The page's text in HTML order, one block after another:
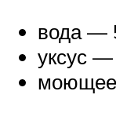
вода —
уксус —
моющее